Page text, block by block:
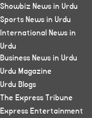
Showbiz News in Urdu
Sports News in Urdu
International News in
Urdu
Business News in Urdu
Urdu Magazine
Urdu Blogs
The Express Tribune
Express Entertainment